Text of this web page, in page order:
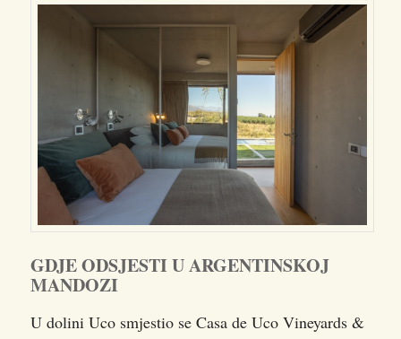
GDJE ODSJESTI U ARGENTINSKOJ
MANDOZI
U dolini Uco smjestio se Casa de Uco Vineyards &